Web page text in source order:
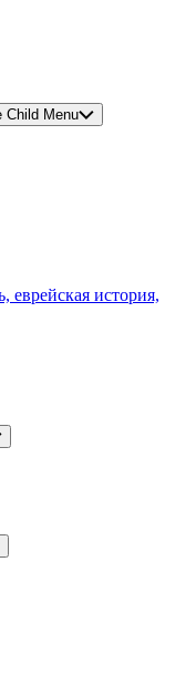
Child Menu
еврейская история,